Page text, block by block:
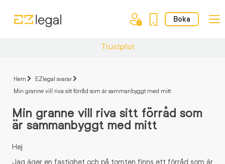
Boka
Trustpilot
Hem
EZlegal svarar
Min granne vill riva sitt förråd som är sammanbyggt med mitt
Min granne vill riva sitt förråd som
är sammanbyggt med mitt
Hej
Jag äger en fastighet och på tomten finns ett förråd som är